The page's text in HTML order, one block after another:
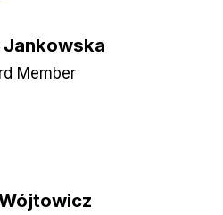
Jankowska
Member